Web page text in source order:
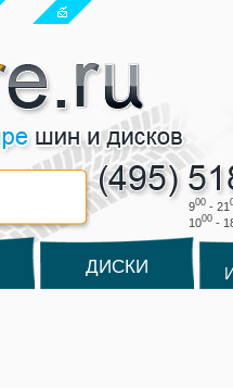
900 - 21
1000 -
ДИСКИ